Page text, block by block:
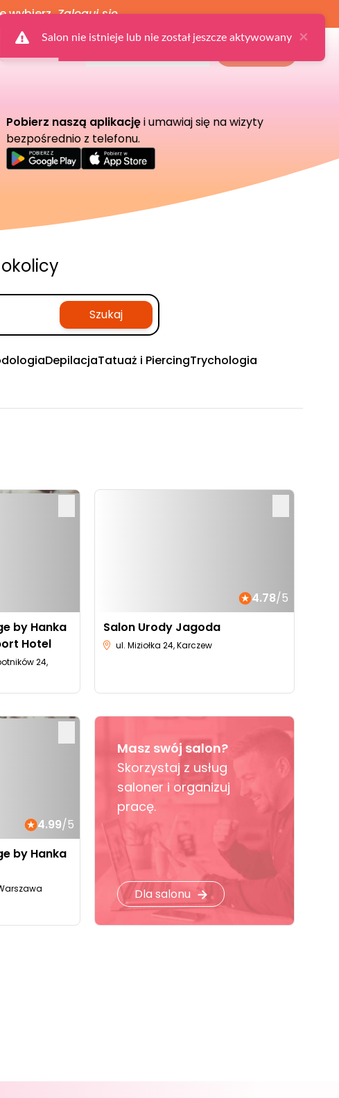
wybierzZaloguj się
Pobierz naszą aplikacjęi umawiaj się na wizyty
bezpośrednio z telefonu.
Szukaj
DepilacjaTatuaż i PiercingTrychologia
by Hanka
Hotel
24,
4.78/5
Salon Urody Jagoda
ul. Miziołka 24, Karczew
4.99/5
by Hanka
Masz swój salon?
Skorzystaj z usług
saloner i organizuj
pracę.
Dla salonu
Salon nie istnieje lub nie został jeszcze aktywowany ×